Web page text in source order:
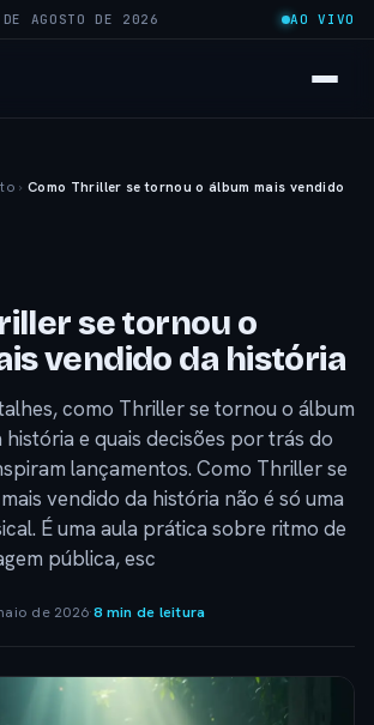
AGOSTO DE 2026 AO VIVO
› Como Thriller se tornou o álbum mais vendido
se tornou o
vendido da história
como Thriller se tornou o álbum
história e quais decisões por trás do
lançamentos. Como Thriller se
vendido da história não é só uma
É uma aula prática sobre ritmo de
pública, esc
de 2026·8 min de leitura